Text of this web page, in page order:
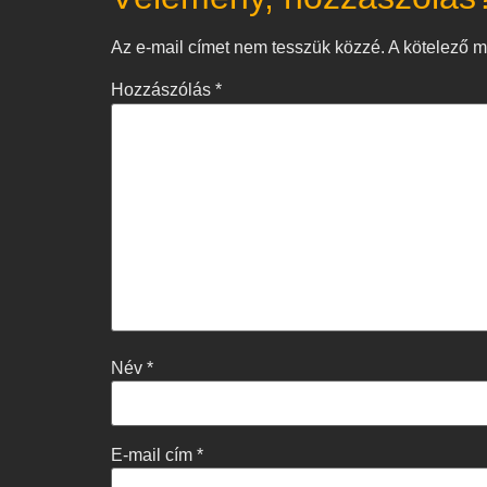
Az e-mail címet nem tesszük közzé. A kötelező
Hozzászólás *
Név *
E-mail cím *